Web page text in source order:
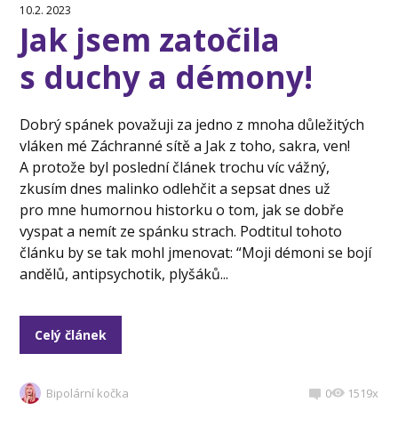
10.2. 2023
Jak jsem zatočila
s duchy a démony!
Dobrý spánek považuji za jedno z mnoha důležitých
vláken mé Záchranné sítě a Jak z toho, sakra, ven!
A protože byl poslední článek trochu víc vážný,
zkusím dnes malinko odlehčit a sepsat dnes už
pro mne humornou historku o tom, jak se dobře
vyspat a nemít ze spánku strach. Podtitul tohoto
článku by se tak mohl jmenovat: “Moji démoni se bojí
andělů, antipsychotik, plyšáků...
Celý článek
Bipolární kočka 0 1519x